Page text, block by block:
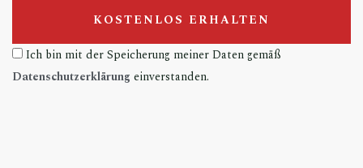
Ich
bin
Ich bin mit der Speicherung meiner Daten gemäß
Datenschutzerklärung einverstanden.
KOSTENLOS ERHALTEN